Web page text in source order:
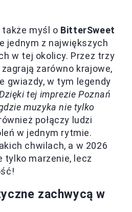
myśl o BitterSweet
jednym z największych
w tej okolicy. Przez trzy
zarówno krajowe,
gwiazdy, w tym legendy
tej imprezie Poznań
muzyka nie tylko
połączy ludzi
w jednym rytmie.
chwilach, a w 2026
tylko marzenie, lecz
zachwycą w